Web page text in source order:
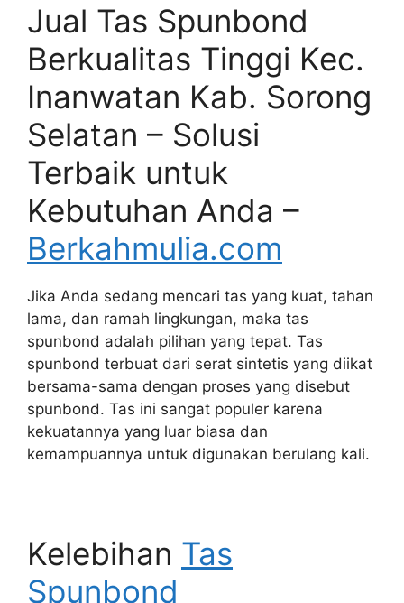
Jual Tas Spunbond
Berkualitas Tinggi Kec.
Inanwatan Kab. Sorong
Selatan – Solusi
Terbaik untuk
Kebutuhan Anda –
Berkahmulia.com
Jika Anda sedang mencari tas yang kuat, tahan
lama, dan ramah lingkungan, maka tas
spunbond adalah pilihan yang tepat. Tas
spunbond terbuat dari serat sintetis yang diikat
bersama-sama dengan proses yang disebut
spunbond. Tas ini sangat populer karena
kekuatannya yang luar biasa dan
kemampuannya untuk digunakan berulang kali.
Kelebihan Tas
Spunbond